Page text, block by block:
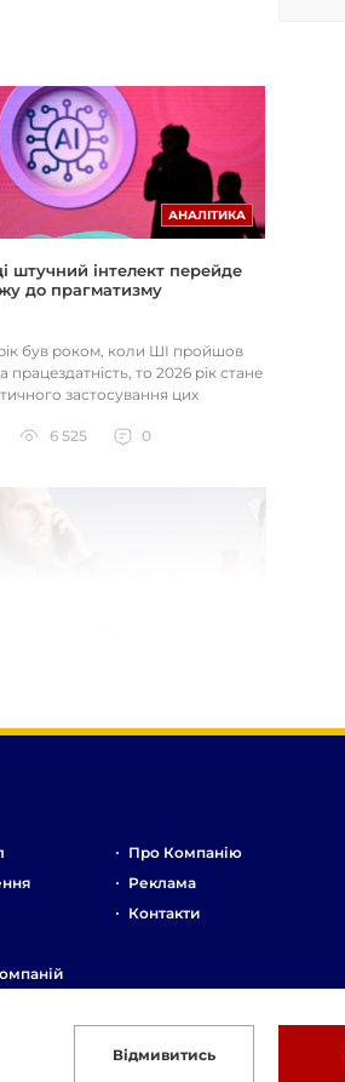
АНАЛІТИКА
штучний інтелект перейде
до прагматизму
був роком, коли ШІ пройшов
працездатність, то 2026 рік стане
застосування цих
6 525 0
Про Компанію
Реклама
Контакти
Відмивитись